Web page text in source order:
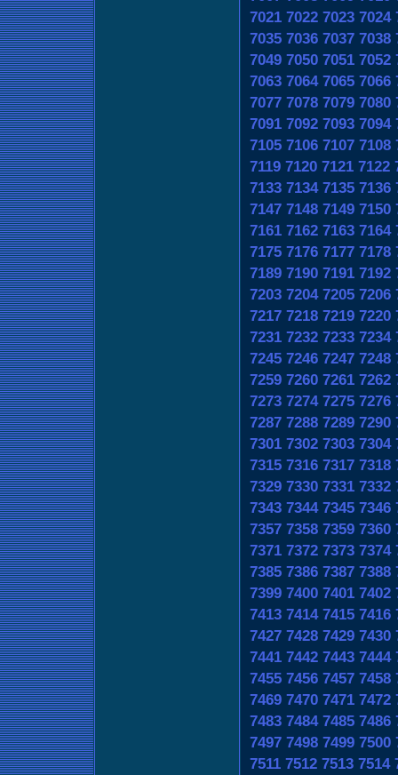
7021 7022 7023 7024
7035 7036 7037 7038
7049 7050 7051 7052
7063 7064 7065 7066
7077 7078 7079 7080
7091 7092 7093 7094
7105 7106 7107 7108
7119 7120 7121 7122
7133 7134 7135 7136
7147 7148 7149 7150
7161 7162 7163 7164
7175 7176 7177 7178
7189 7190 7191 7192
7203 7204 7205 7206
7217 7218 7219 7220
7231 7232 7233 7234
7245 7246 7247 7248
7259 7260 7261 7262
7273 7274 7275 7276
7287 7288 7289 7290
7301 7302 7303 7304
7315 7316 7317 7318
7329 7330 7331 7332
7343 7344 7345 7346
7357 7358 7359 7360
7371 7372 7373 7374
7385 7386 7387 7388
7399 7400 7401 7402
7413 7414 7415 7416
7427 7428 7429 7430
7441 7442 7443 7444
7455 7456 7457 7458
7469 7470 7471 7472
7483 7484 7485 7486
7497 7498 7499 7500
7511 7512 7513 7514